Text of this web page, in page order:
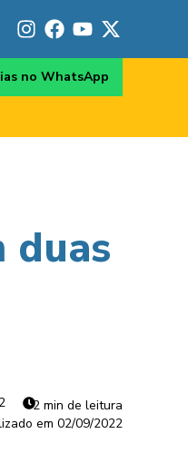
no WhatsApp
duas
2 min de leitura
02/09/2022